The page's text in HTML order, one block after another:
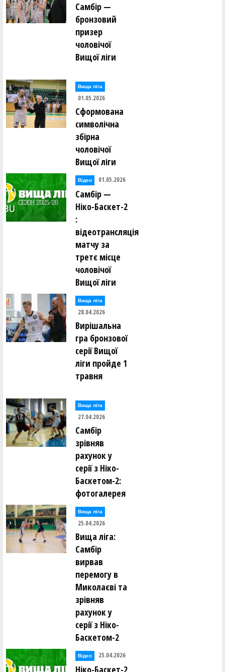
Самбір —
бронзовий
призер
чоловічої
Вищої ліги
Вища лiга
01.05.2026
Сформована
символічна
збірна
чоловічої
Вищої ліги
Відео 01.05.2026
Самбір —
Ніко-Баскет-2
:
відеотрансляція
матчу за
третє місце
чоловічої
Вищої ліги
Вища лiга
28.04.2026
Вирішальна
гра бронзової
серії Вищої
ліги пройде 1
травня
Вища лiга
27.04.2026
Самбір
зрівняв
рахунок у
серії з Ніко-
Баскетом-2:
фотогалерея
Вища лiга
25.04.2026
Вища ліга:
Самбір
вирвав
перемогу в
Миколаєві та
зрівняв
рахунок у
серії з Ніко-
Баскетом-2
Відео 25.04.2026
Ніко-Баскет-2